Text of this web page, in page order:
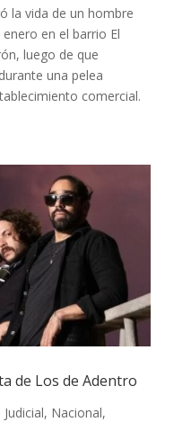
la vida de un hombre
en el barrio El
luego de que
una pelea
comercial.
de Los de Adentro
Judicial, Nacional,